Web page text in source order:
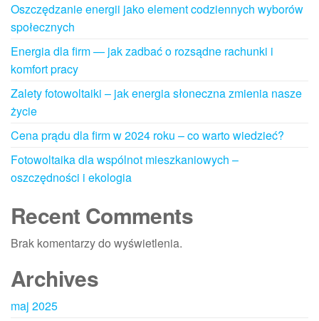
Oszczędzanie energii jako element codziennych wyborów
społecznych
Energia dla firm — jak zadbać o rozsądne rachunki i
komfort pracy
Zalety fotowoltaiki – jak energia słoneczna zmienia nasze
życie
Cena prądu dla firm w 2024 roku – co warto wiedzieć?
Fotowoltaika dla wspólnot mieszkaniowych –
oszczędności i ekologia
Recent Comments
Brak komentarzy do wyświetlenia.
Archives
maj 2025